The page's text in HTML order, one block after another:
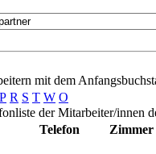
mit dem
P R S T W O
der Mitarbeiter/innen
Telefon Zimmer